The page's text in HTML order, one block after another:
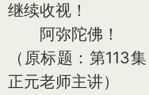
继续收视！
阿弥陀佛！
（原标题：第113
正元老师主讲）